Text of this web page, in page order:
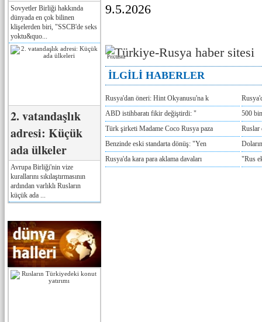
Sovyetler Birliği hakkında
dünyada en çok bilinen
klişelerden biri, "SSCB'de seks
yoktu&quo...
2. vatandaşlık
adresi: Küçük
ada ülkeler
Avrupa Birliği'nin vize
kurallarını sıkılaştırmasının
ardından varlıklı Rusların
küçük ada ...
9.5.2026
Реклама
İLGİLİ HABERLER
Rusya'dan öneri: Hint Okyanusu'na k
ABD istihbaratı fikir değiştirdi: "
500
Türk şirketi Madame Coco Rusya paza
Ruslar
Benzinde eski standarta dönüş: "Yen
Rusya'da kara para aklama davaları
"Rus